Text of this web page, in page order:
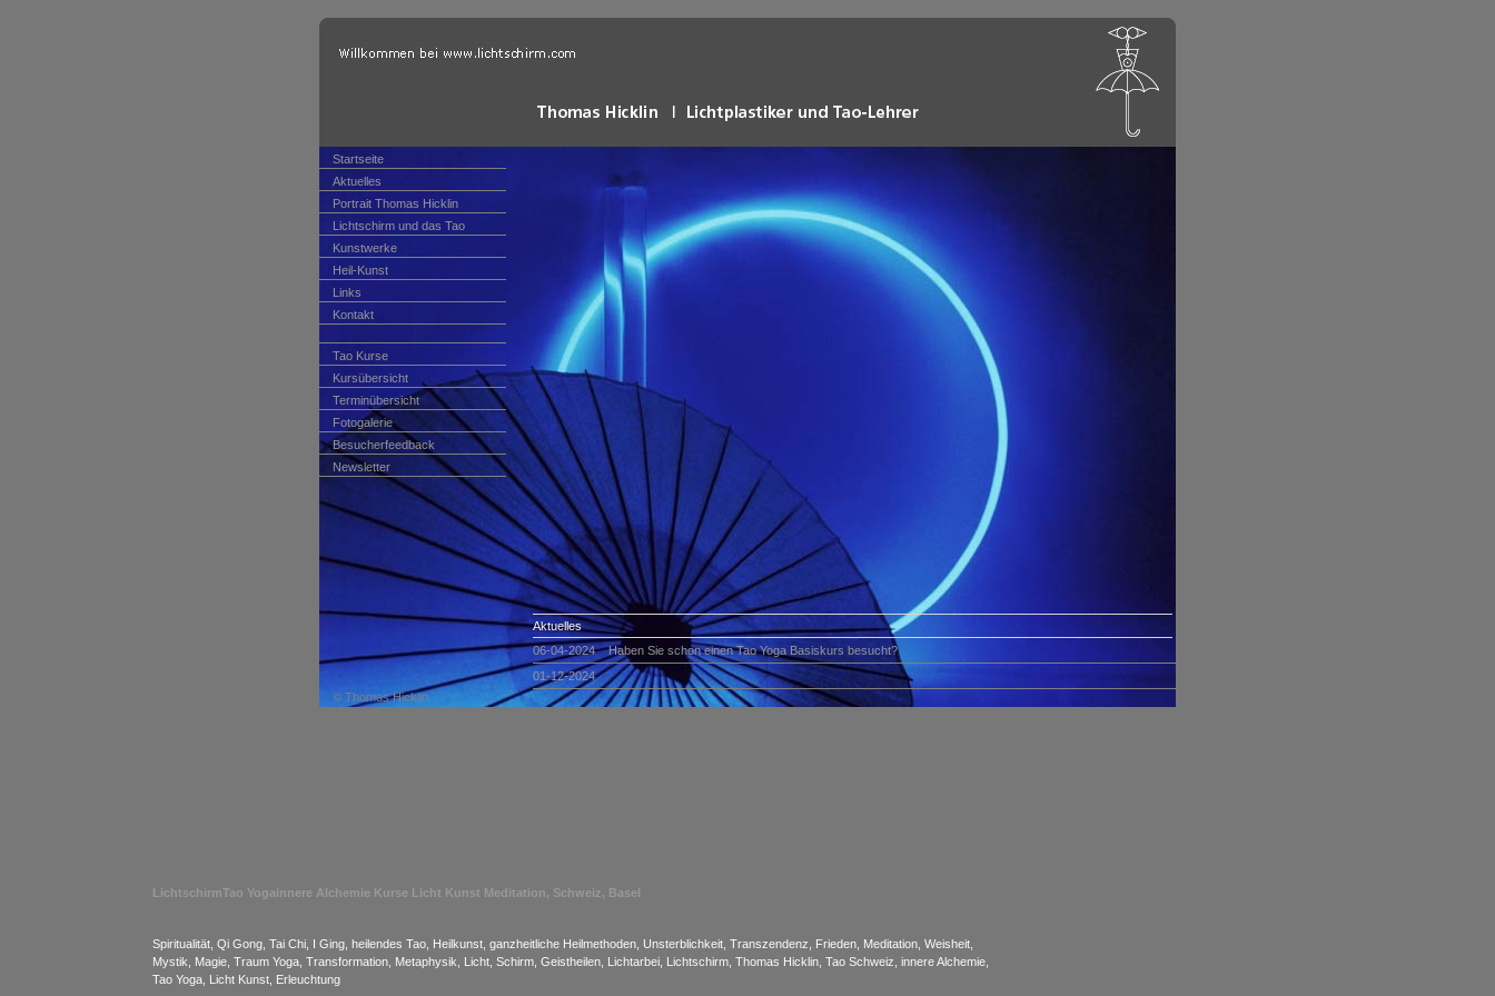
LichtschirmTao Yogainnere Alchemie Kurse Licht Kunst Meditation, Schweiz, Basel
Spiritualität, Qi Gong, Tai Chi, I Ging, heilendes Tao, Heilkunst, ganzheitliche Heilmethoden, Unsterblichkeit, Transzendenz, Frieden, Meditation, Weisheit,
Mystik, Magie, Traum Yoga, Transformation, Metaphysik, Licht, Schirm, Geistheilen, Lichtarbei, Lichtschirm, Thomas Hicklin, Tao Schweiz, innere Alchemie,
Tao Yoga, Licht Kunst, Erleuchtung
Startseite
Aktuelles
Portrait Thomas Hicklin
Lichtschirm und das Tao
Kunstwerke
Heil-Kunst
Links
Kontakt
Tao Kurse
Kursübersicht
Terminübersicht
Fotogalerie
Besucherfeedback
Newsletter
Aktuelles
06-04-2024 Haben Sie schon einen Tao Yoga Basiskurs besucht?
01-12-2024
© Thomas Hicklin